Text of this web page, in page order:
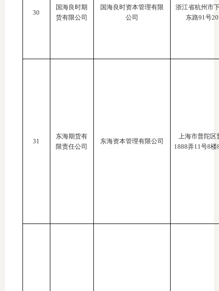
30
国海良时期
货有限公司
国海良时资本管理有限
公司
浙江省杭州市
东路91号
31
东海期货有
限责任公司
东海资本管理有限公司
上海市普陀区
1888弄11号8楼